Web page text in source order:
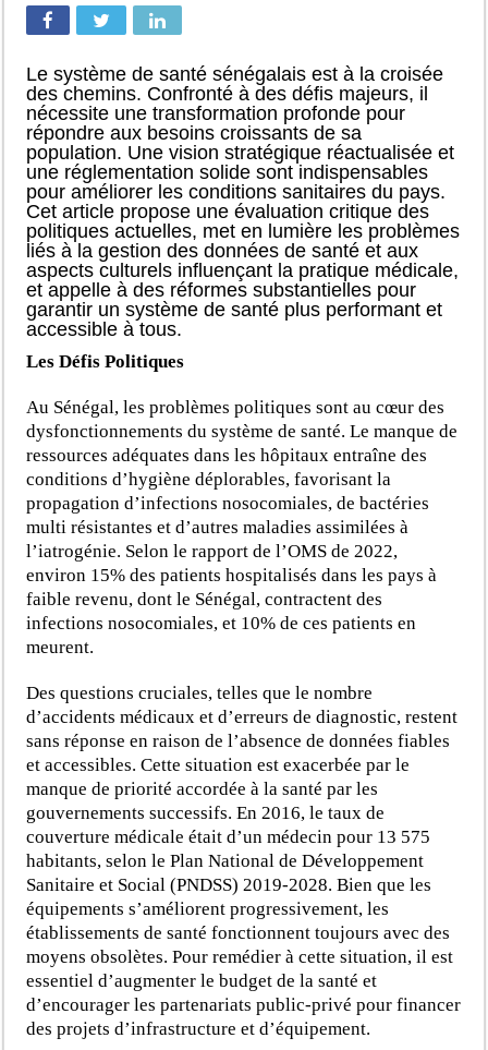
Le système de santé sénégalais est à la croisée
des chemins. Confronté à des défis majeurs, il
nécessite une transformation profonde pour
répondre aux besoins croissants de sa
population. Une vision stratégique réactualisée et
une réglementation solide sont indispensables
pour améliorer les conditions sanitaires du pays.
Cet article propose une évaluation critique des
politiques actuelles, met en lumière les problèmes
liés à la gestion des données de santé et aux
aspects culturels influençant la pratique médicale,
et appelle à des réformes substantielles pour
garantir un système de santé plus performant et
accessible à tous.
Les Défis Politiques
Au Sénégal, les problèmes politiques sont au cœur des
dysfonctionnements du système de santé. Le manque de
ressources adéquates dans les hôpitaux entraîne des
conditions d’hygiène déplorables, favorisant la
propagation d’infections nosocomiales, de bactéries
multi résistantes et d’autres maladies assimilées à
l’iatrogénie. Selon le rapport de l’OMS de 2022,
environ 15% des patients hospitalisés dans les pays à
faible revenu, dont le Sénégal, contractent des
infections nosocomiales, et 10% de ces patients en
meurent.
Des questions cruciales, telles que le nombre
d’accidents médicaux et d’erreurs de diagnostic, restent
sans réponse en raison de l’absence de données fiables
et accessibles. Cette situation est exacerbée par le
manque de priorité accordée à la santé par les
gouvernements successifs. En 2016, le taux de
couverture médicale était d’un médecin pour 13 575
habitants, selon le Plan National de Développement
Sanitaire et Social (PNDSS) 2019-2028. Bien que les
équipements s’améliorent progressivement, les
établissements de santé fonctionnent toujours avec des
moyens obsolètes. Pour remédier à cette situation, il est
essentiel d’augmenter le budget de la santé et
d’encourager les partenariats public-privé pour financer
des projets d’infrastructure et d’équipement.